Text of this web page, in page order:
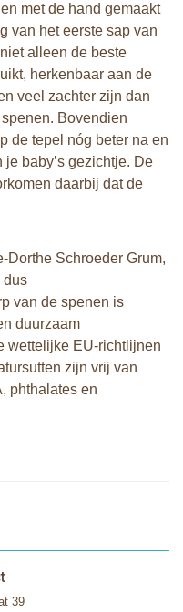
met de hand gemaakt
van het eerste sap van
alleen de beste
herkenbaar aan de
veel zachter zijn dan
Bovendien
de tepel nóg beter na en
je baby’s gezichtje. De
daarbij dat de
Dorthe Schroeder Grum,
dus
van de spenen is
duurzaam
wettelijke EU-richtlijnen
zijn vrij van
phthalates en
39